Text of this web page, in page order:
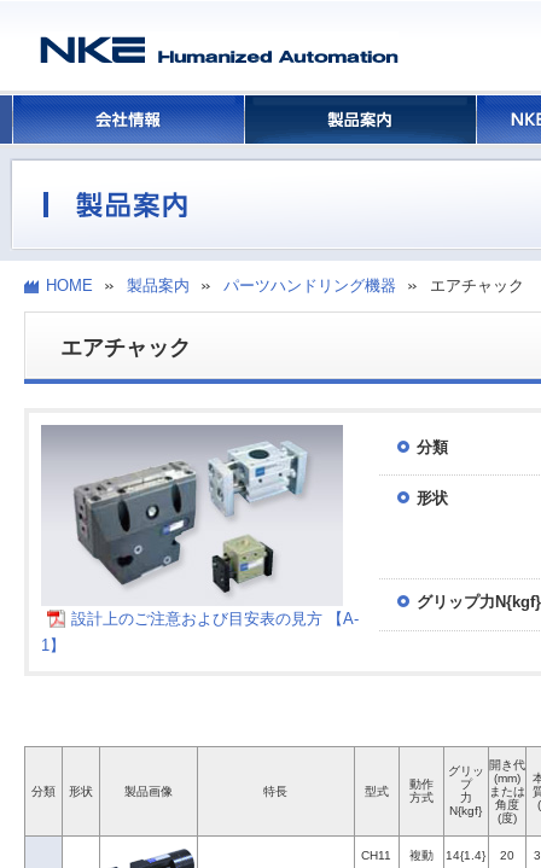
HOME 製品案内 パーツハンドリング機器 エアチャック
エアチャック
設計上のご注意および目安表の見方 【A-
1】
分類
形状
グリップ力N{kgf}
分類 形状 製品画像 特長 型式
動作
方式
グリッ
プ
力
N{kgf}
開き代
(mm)
または
角度
(度)
CH11 複動 14{1.4} 20